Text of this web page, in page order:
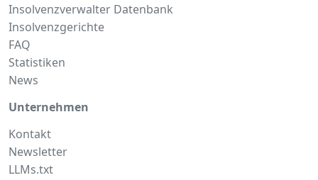
Insolvenzverwalter Datenbank
Insolvenzgerichte
FAQ
Statistiken
News
Unternehmen
Kontakt
Newsletter
LLMs.txt